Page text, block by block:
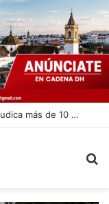
El Ayuntamiento de Dos Hermanas adjudica más de 10 millones de euros para la limpieza de las calles